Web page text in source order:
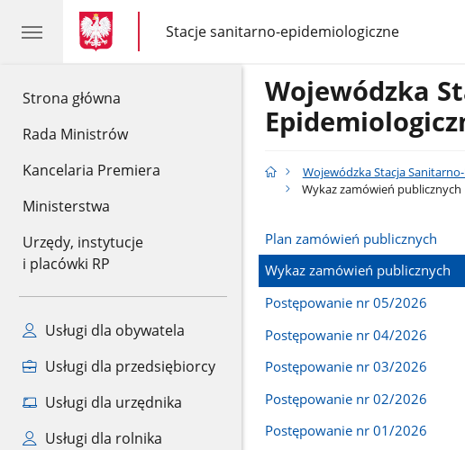
Strona główna
Rada Ministrów
Kancelaria Premiera
Ministerstwa
Urzędy, instytucje
i placówki RP
Usługi dla obywatela
Usługi dla przedsiębiorcy
Usługi dla urzędnika
Usługi dla rolnika
gov.pl
gov.pl
Stacje sanitarno-epidemiologiczne
gov.pl
Stacje
sanitarno-
epidemiologiczne
Wojewódzka
Wojewódzka Stacja
Wykaz zamówień publicznych
Plan zamówień publicznych
Wykaz zamówień publicznych
Postępowanie nr 05/2026
Postępowanie nr 04/2026
Postępowanie nr 03/2026
Postępowanie nr 02/2026
Postępowanie nr 01/2026